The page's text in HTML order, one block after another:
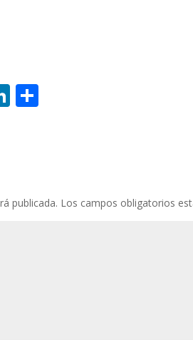
LinkedIn
publicada. Los campos obligatorios